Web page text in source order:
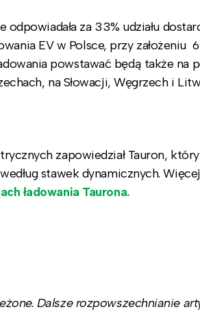
za 33% udziału
EV w Polsce, przy założeniu
powstawać będą także na
na Słowacji, Węgrzech i
zapowiedział Tauron,
stawek dynamicznych.
ładowania Taurona.
Dalsze rozpowszechnianie